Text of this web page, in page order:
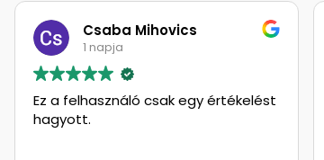
Csaba Mihovics
1 napja
Ez a felhasználó csak egy értékelést
hagyott.